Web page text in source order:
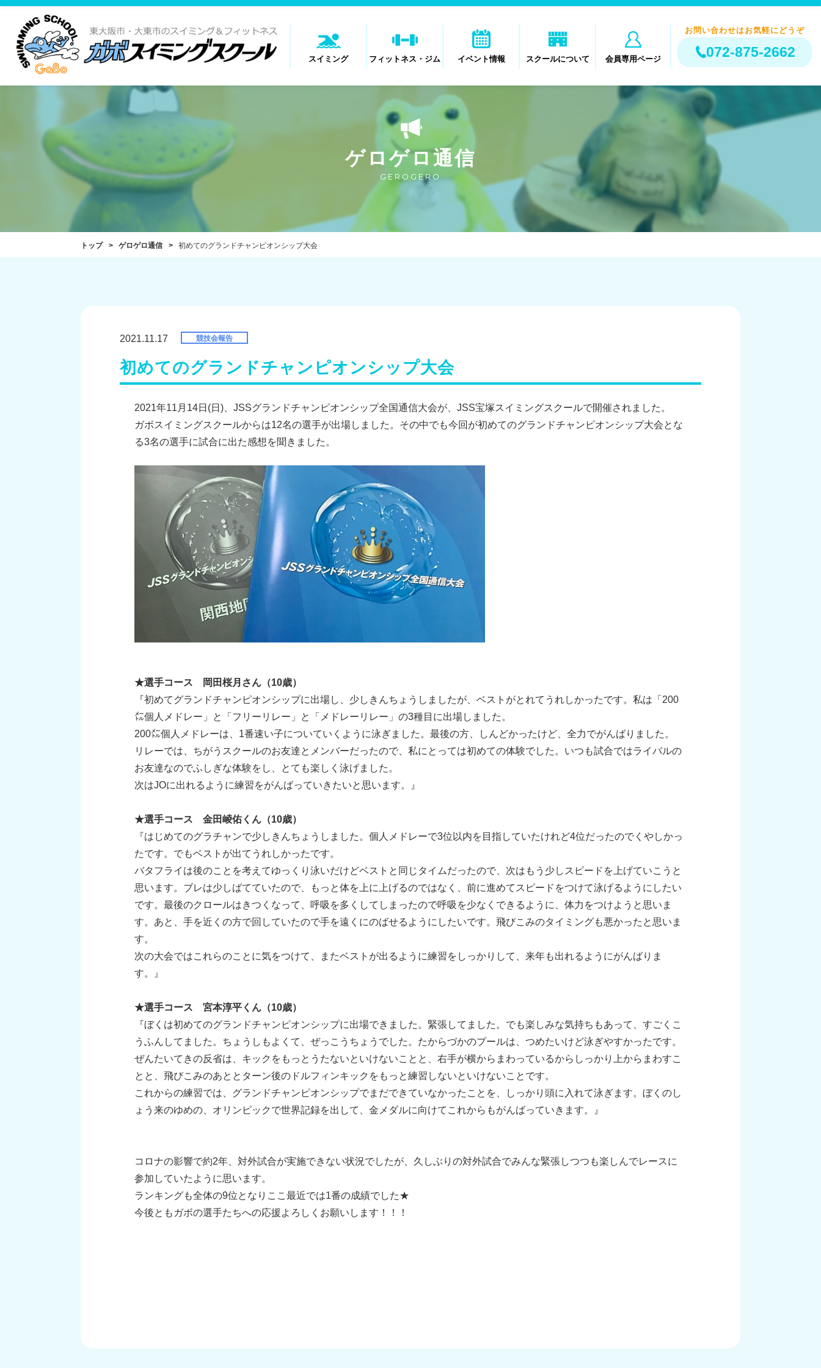
スイミング フィットネス・ジム イベント情報 スクールについて 会員専用ページ
お問い合わせはお気軽にどうぞ
072-875-2662
ゲロゲロ通信
GEROGERO
トップ ゲロゲロ通信 初めてのグランドチャンピオンシップ大会
2021.11.17 競技会報告
初めてのグランドチャンピオンシップ大会
2021年11月14日(日)、JSSグランドチャンピオンシップ全国通信大会が、JSS宝塚スイミングスクールで開催されました。
ガボスイミングスクールからは12名の選手が出場しました。その中でも今回が初めてのグランドチャンピオンシップ大会とな
る3名の選手に試合に出た感想を聞きました。
★選手コース 岡田桜月さん（10歳）
『初めてグランドチャンピオンシップに出場し、少しきんちょうしましたが、ベストがとれてうれしかったです。私は「200
㍍個人メドレー」と「フリーリレー」と「メドレーリレー」の3種目に出場しました。
200㍍個人メドレーは、1番速い子についていくように泳ぎました。最後の方、しんどかったけど、全力でがんばりました。
リレーでは、ちがうスクールのお友達とメンバーだったので、私にとっては初めての体験でした。いつも試合ではライバルの
お友達なのでふしぎな体験をし、とても楽しく泳げました。
次はJOに出れるように練習をがんばっていきたいと思います。』
★選手コース 金田崚佑くん（10歳）
『はじめてのグラチャンで少しきんちょうしました。個人メドレーで3位以内を目指していたけれど4位だったのでくやしかっ
たです。でもベストが出てうれしかったです。
バタフライは後のことを考えてゆっくり泳いだけどベストと同じタイムだったので、次はもう少しスピードを上げていこうと
思います。ブレは少しばてていたので、もっと体を上に上げるのではなく、前に進めてスピードをつけて泳げるようにしたい
です。最後のクロールはきつくなって、呼吸を多くしてしまったので呼吸を少なくできるように、体力をつけようと思いま
す。あと、手を近くの方で回していたので手を遠くにのばせるようにしたいです。飛びこみのタイミングも悪かったと思いま
す。
次の大会ではこれらのことに気をつけて、またベストが出るように練習をしっかりして、来年も出れるようにがんばりま
す。』
★選手コース 宮本淳平くん（10歳）
『ぼくは初めてのグランドチャンピオンシップに出場できました。緊張してました。でも楽しみな気持ちもあって、すごくこ
うふんしてました。ちょうしもよくて、ぜっこうちょうでした。たからづかのプールは、つめたいけど泳ぎやすかったです。
ぜんたいてきの反省は、キックをもっとうたないといけないことと、右手が横からまわっているからしっかり上からまわすこ
とと、飛びこみのあととターン後のドルフィンキックをもっと練習しないといけないことです。
これからの練習では、グランドチャンピオンシップでまだできていなかったことを、しっかり頭に入れて泳ぎます。ぼくのし
ょう来のゆめの、オリンピックで世界記録を出して、金メダルに向けてこれからもがんばっていきます。』
コロナの影響で約2年、対外試合が実施できない状況でしたが、久しぶりの対外試合でみんな緊張しつつも楽しんでレースに
参加していたように思います。
ランキングも全体の9位となりここ最近では1番の成績でした★
今後ともガボの選手たちへの応援よろしくお願いします！！！